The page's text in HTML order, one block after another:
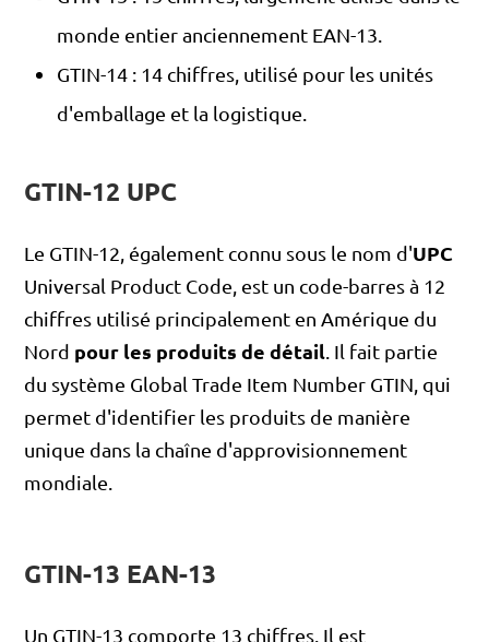
monde entier anciennement EAN-13.
GTIN-14 : 14 chiffres, utilisé pour les unités
d'emballage et la logistique.
GTIN-12 UPC
Le GTIN-12, également connu sous le nom d'UPC
Universal Product Code, est un code-barres à 12
chiffres utilisé principalement en Amérique du
Nord pour les produits de détail . Il fait partie
du système Global Trade Item Number GTIN, qui
permet d'identifier les produits de manière
unique dans la chaîne d'approvisionnement
mondiale.
GTIN-13 EAN-13
Un GTIN-13 comporte 13 chiffres. Il est